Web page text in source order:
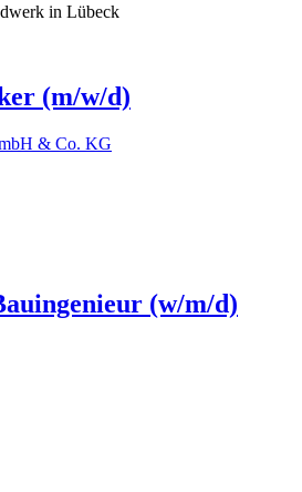
in Lübeck
(m/w/d)
& Co. KG
(w/m/d)